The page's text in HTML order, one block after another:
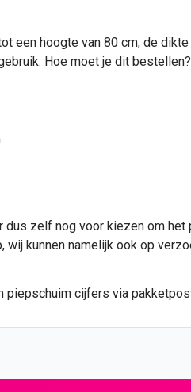
een hoogte van 80 cm, de
Hoe moet je dit bestellen?
zelf nog voor kiezen om
kunnen namelijk ook op
cijfers via